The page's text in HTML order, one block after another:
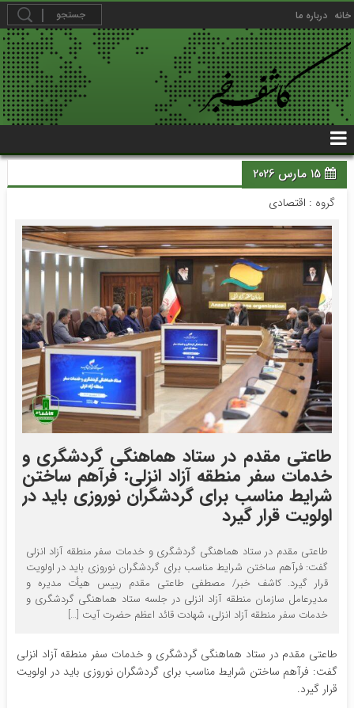
خانه درباره ما
15 مارس 2026
گروه : اقتصادی
طاعتی مقدم در ستاد هماهنگی گردشگری و
خدمات سفر منطقه آزاد انزلی: فرآهم ساختن
شرایط مناسب برای گردشگران نوروزی باید در
اولویت قرار گیرد
طاعتی مقدم در ستاد هماهنگی گردشگری و خدمات سفر منطقه آزاد انزلی
گفت: فرآهم ساختن شرایط مناسب برای گردشگران نوروزی باید در اولویت
قرار گیرد. کاشف خبر/ مصطفی طاعتی مقدم رییس هیأت مدیره و
مدیرعامل سازمان منطقه آزاد انزلی در جلسه ستاد هماهنگی گردشگری و
خدمات سفر منطقه آزاد انزلی، شهادت قائد اعظم حضرت آیت […]
طاعتی مقدم در ستاد هماهنگی گردشگری و خدمات سفر منطقه آزاد انزلی
گفت: فرآهم ساختن شرایط مناسب برای گردشگران نوروزی باید در اولویت
قرار گیرد.